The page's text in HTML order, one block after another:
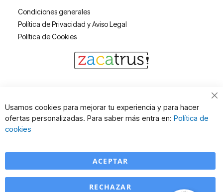
Condiciones generales
Política de Privacidad y Aviso Legal
Política de Cookies
Usamos cookies para mejorar tu experiencia y para hacer
ofertas personalizadas. Para saber más entra en: Política de
cookies
ACEPTAR
RECHAZAR